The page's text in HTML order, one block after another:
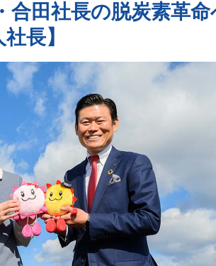
合田社長の脱炭素革命
長】